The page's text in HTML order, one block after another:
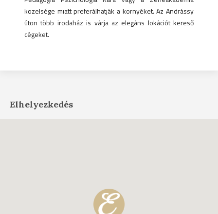
közelsége miatt preferálhatják a környéket. Az Andrássy
úton több irodaház is várja az elegáns lokációt kereső
cégeket.
Elhelyezkedés